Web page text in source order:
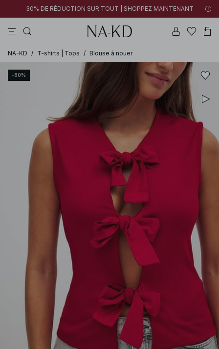
30% DE RÉDUCTION SUR TOUT | SHOPPEZ MAINTENANT
NA-KD / T-shirts | Tops / Blouse à nouer
-80%